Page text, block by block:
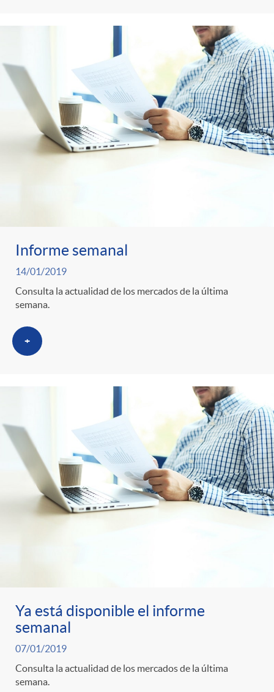
Informe semanal
14/01/2019
Consulta la actualidad de los mercados de la última
semana.
+
Ya está disponible el informe
semanal
07/01/2019
Consulta la actualidad de los mercados de la última
semana.